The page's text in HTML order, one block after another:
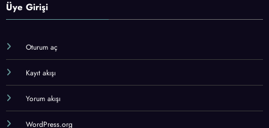
Üye Girişi
Oturum aç
Kayıt akışı
Yorum akışı
WordPress.org